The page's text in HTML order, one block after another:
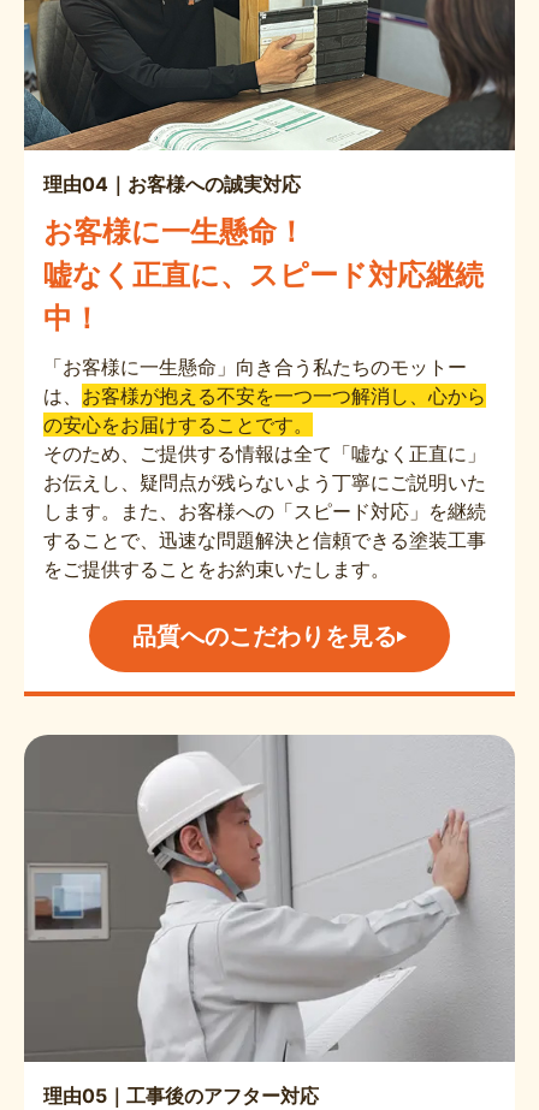
理由04｜お客様への誠実対応
お客様に一生懸命！
嘘なく正直に、スピード対応継続
中！
「お客様に一生懸命」向き合う私たちのモットー
は、 お客様が抱える不安を一つ一つ解消し、心から
の安心をお届けすることです。
そのため、ご提供する情報は全て「嘘なく正直に」
お伝えし、疑問点が残らないよう丁寧にご説明いた
します。また、お客様への「スピード対応」を継続
することで、迅速な問題解決と信頼できる塗装工事
をご提供することをお約束いたします。
品質へのこだわりを見る
理由05｜工事後のアフター対応